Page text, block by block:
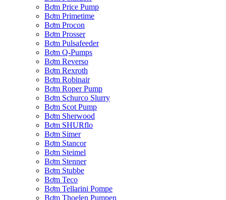
Bơm Price Pump
Bơm Primetime
Bơm Procon
Bơm Prosser
Bơm Pulsafeeder
Bơm Q-Pumps
Bơm Reverso
Bơm Rexroth
Bơm Robinair
Bơm Roper Pump
Bơm Schurco Slurry
Bơm Scot Pump
Bơm Sherwood
Bơm SHURflo
Bơm Simer
Bơm Stancor
Bơm Steimel
Bơm Stenner
Bơm Stubbe
Bơm Teco
Bơm Tellarini Pompe
Bơm Thoelen Pumpen